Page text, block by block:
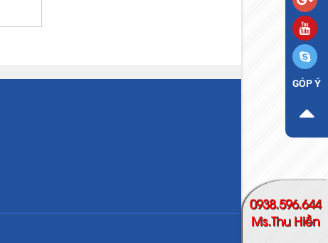
0938.596.644
Ms.Thu Hiền
GÓP Ý